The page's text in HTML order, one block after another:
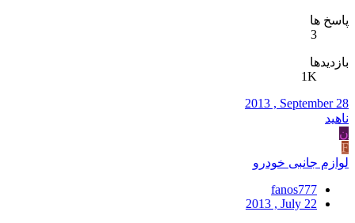
پاسخ ها
3
بازدیدها
1K
2013 , September 28
ناهید
ن
F
لوازم جانبی خودرو
fanos777
2013 , July 22